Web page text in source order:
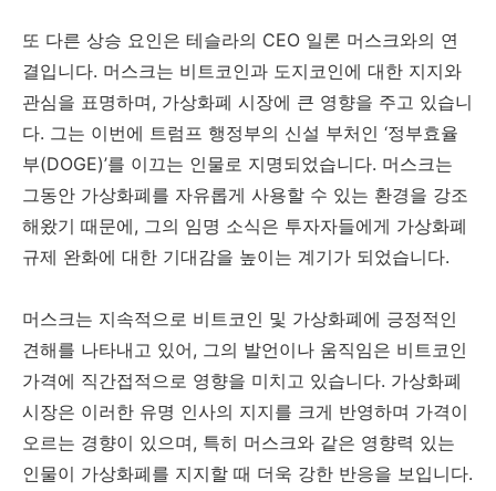
또 다른 상승 요인은 테슬라의 CEO 일론 머스크와의 연
결입니다. 머스크는 비트코인과 도지코인에 대한 지지와
관심을 표명하며, 가상화폐 시장에 큰 영향을 주고 있습니
다. 그는 이번에 트럼프 행정부의 신설 부처인 ‘정부효율
부(DOGE)’를 이끄는 인물로 지명되었습니다. 머스크는
그동안 가상화폐를 자유롭게 사용할 수 있는 환경을 강조
해왔기 때문에, 그의 임명 소식은 투자자들에게 가상화폐
규제 완화에 대한 기대감을 높이는 계기가 되었습니다.
머스크는 지속적으로 비트코인 및 가상화폐에 긍정적인
견해를 나타내고 있어, 그의 발언이나 움직임은 비트코인
가격에 직간접적으로 영향을 미치고 있습니다. 가상화폐
시장은 이러한 유명 인사의 지지를 크게 반영하며 가격이
오르는 경향이 있으며, 특히 머스크와 같은 영향력 있는
인물이 가상화폐를 지지할 때 더욱 강한 반응을 보입니다.